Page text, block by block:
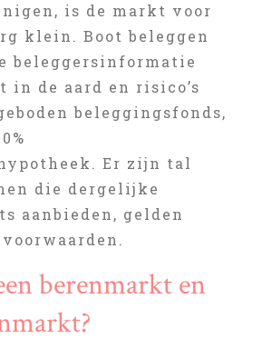
is de markt voor
klein. Boot beleggen
beleggersinformatie
de aard en risico’s
beleggingsfonds,
Er zijn tal
die dergelijke
aanbieden, gelden
berenmarkt en